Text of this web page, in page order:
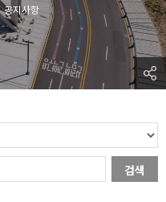
공지사항
검색